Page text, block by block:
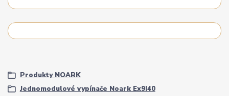
Produkty NOARK
Jednomodulové vypínače Noark Ex9I40